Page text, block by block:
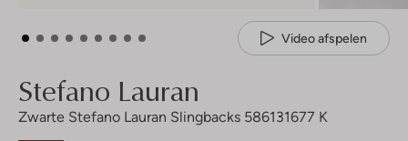
Video afspelen
Stefano Lauran
Zwarte Stefano Lauran Slingbacks 586131677 K